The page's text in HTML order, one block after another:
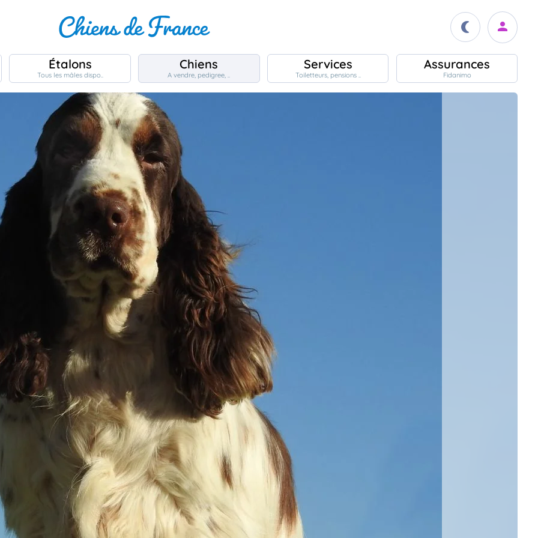
Étalons
Tous les mâles dispo..
Chiens
A vendre, pedigree, ..
Services
Toiletteurs, pensions ..
Assurances
Fidanimo